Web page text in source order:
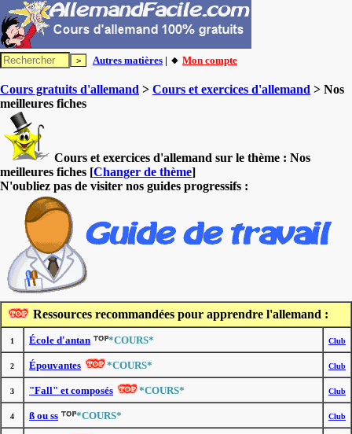
Autres matières | 🔸 Mon compte
Cours gratuits d'allemand > Cours et exercices d'allemand > Nos
meilleures fiches
Cours et exercices d'allemand sur le thème : Nos
meilleures fiches [Changer de thème]
N'oubliez pas de visiter nos guides progressifs :
Ressources recommandées pour apprendre l'allemand :
1 École d'antan *COURS* Club
2 Épouvantes *COURS* Club
3 "Fall" et composés *COURS* Club
4 ß ou ss *COURS* Club